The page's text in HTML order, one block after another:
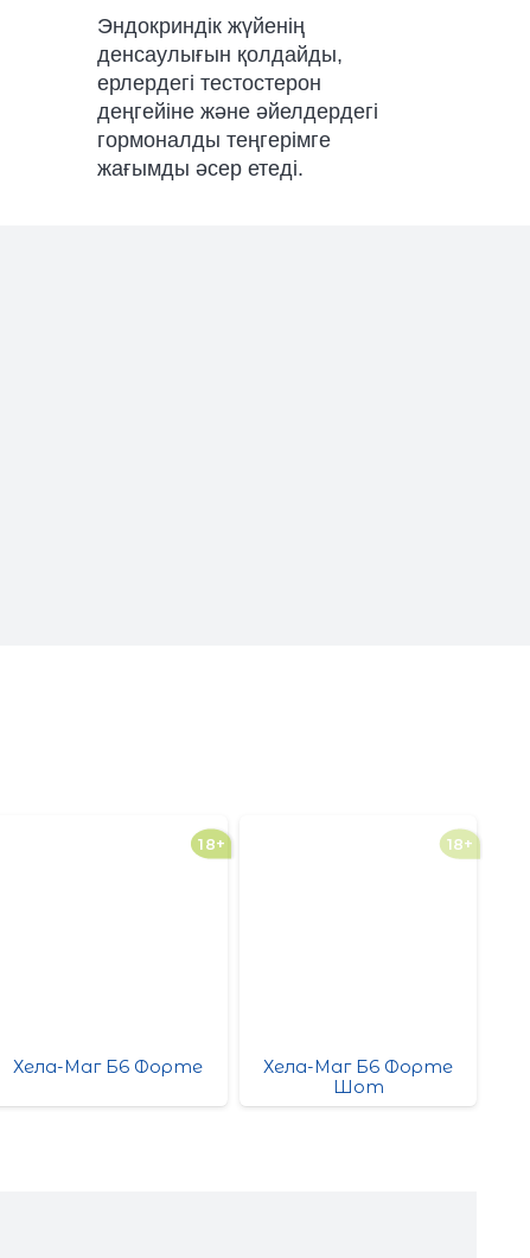
Эндокриндік жүйенің
денсаулығын қолдайды,
ерлердегі тестостерон
деңгейіне және әйелдердегі
гормоналды теңгерімге
жағымды әсер етеді.
18+
Хела-Маг Б6 Форте
18+
Хела-Маг Б6 Форте
Шот